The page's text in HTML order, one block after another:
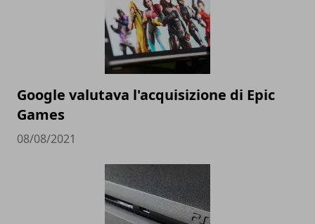
Google valutava l'acquisizione di Epic
Games
08/08/2021